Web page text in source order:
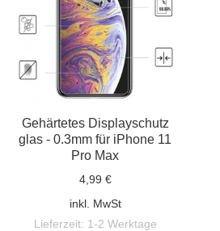
Gehärtetes Displayschutz
glas - 0.3mm für iPhone 11
Pro Max
4,99 €
inkl. MwSt
Lieferzeit: 1-2 Werktage